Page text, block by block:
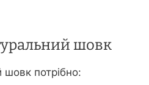
шовк
шовк потрібно: